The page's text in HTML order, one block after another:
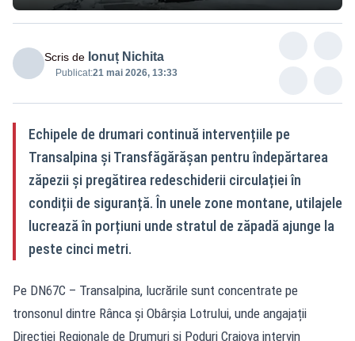
Scris de Ionuț Nichita
Publicat:21 mai 2026, 13:33
Echipele de drumari continuă intervențiile pe
Transalpina și Transfăgărășan pentru îndepărtarea
zăpezii și pregătirea redeschiderii circulației în
condiții de siguranță. În unele zone montane, utilajele
lucrează în porțiuni unde stratul de zăpadă ajunge la
peste cinci metri.
Pe DN67C – Transalpina, lucrările sunt concentrate pe
tronsonul dintre Rânca și Obârșia Lotrului, unde angajații
Direcției Regionale de Drumuri și Poduri Craiova intervin